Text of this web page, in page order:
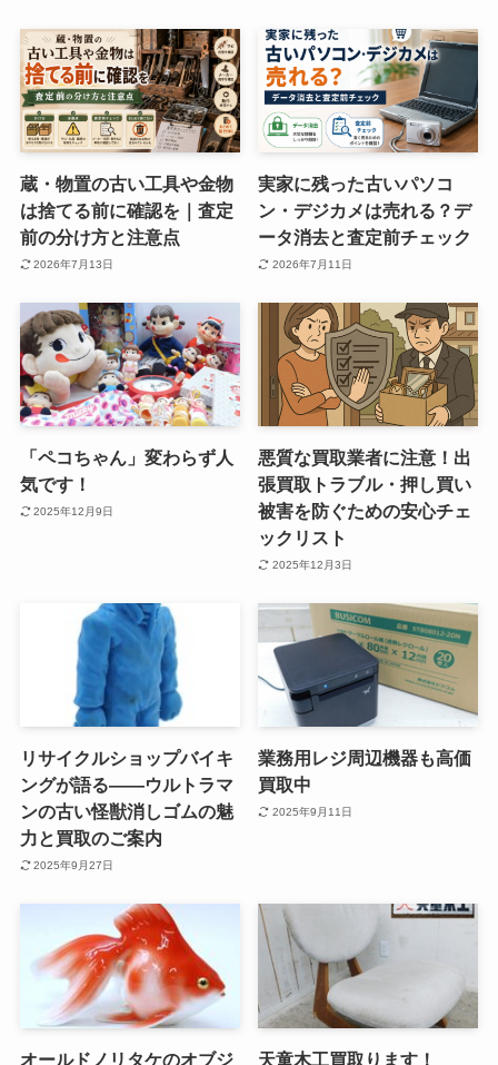
蔵・物置の古い工具や金物
は捨てる前に確認を｜査定
前の分け方と注意点
2026年7月13日
実家に残った古いパソコ
ン・デジカメは売れる？デ
ータ消去と査定前チェック
2026年7月11日
「ペコちゃん」変わらず人
気です！
2025年12月9日
悪質な買取業者に注意！出
張買取トラブル・押し買い
被害を防ぐための安心チェ
ックリスト
2025年12月3日
リサイクルショップバイキ
ングが語る——ウルトラマ
ンの古い怪獣消しゴムの魅
力と買取のご案内
2025年9月27日
業務用レジ周辺機器も高価
買取中
2025年9月11日
オールドノリタケのオブジ 天童木工買取ります！